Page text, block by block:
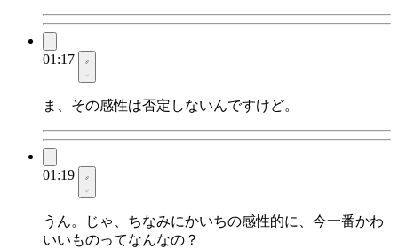
01:17
ま、その感性は否定しないんですけど。
01:19
うん。じゃ、ちなみにかいちの感性的に、今一番かわ
いいものってなんなの？